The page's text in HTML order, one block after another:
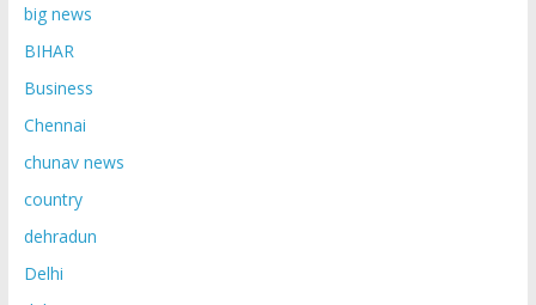
big news
BIHAR
Business
Chennai
chunav news
country
dehradun
Delhi